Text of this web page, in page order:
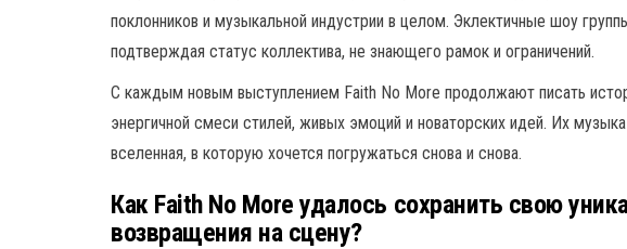
поклонников и музыкальной индустрии в целом. Эклектичные шоу
подтверждая статус коллектива, не знающего рамок и ограничений.
С каждым новым выступлением Faith No More продолжают писать
энергичной смеси стилей, живых эмоций и новаторских идей. Их
вселенная, в которую хочется погружаться снова и снова.
Как Faith No More удалось сохранить свою
возвращения на сцену?